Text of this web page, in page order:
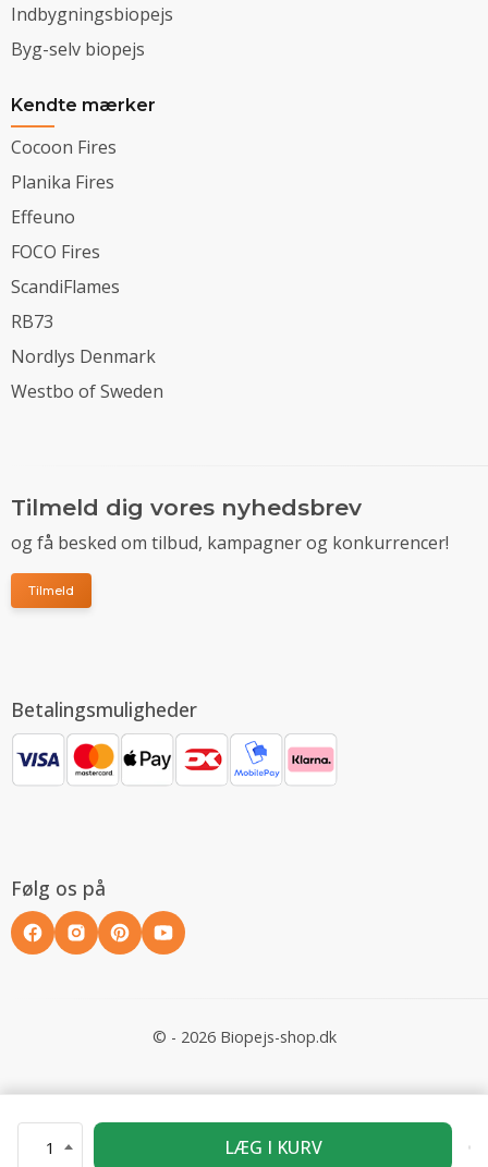
1 LÆG I KURV
Indbygningsbiopejs
Byg-selv biopejs
Kendte mærker
Cocoon Fires
Planika Fires
Effeuno
FOCO Fires
ScandiFlames
RB73
Nordlys Denmark
Westbo of Sweden
Tilmeld dig vores nyhedsbrev
og få besked om tilbud, kampagner og konkurrencer!
Tilmeld
Betalingsmuligheder
Følg os på
© - 2026 Biopejs-shop.dk